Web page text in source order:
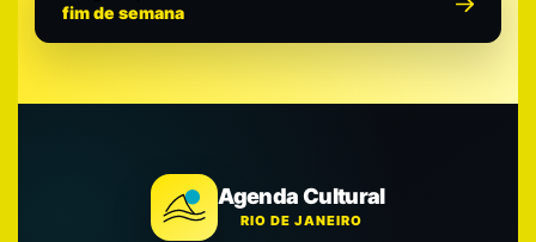
fim de semana
Agenda Cultural
RIO DE JANEIRO